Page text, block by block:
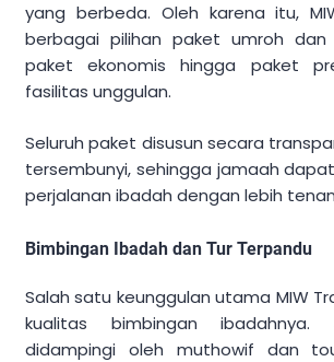
yang berbeda. Oleh karena itu,
berbagai pilihan paket umroh dan
paket ekonomis hingga paket
fasilitas unggulan.
Seluruh paket disusun secara
tersembunyi, sehingga jamaah
perjalanan ibadah dengan lebih
Bimbingan Ibadah dan Tur Terpandu
Salah satu keunggulan utama MIW
kualitas bimbingan ibadahnya.
didampingi oleh muthowif dan